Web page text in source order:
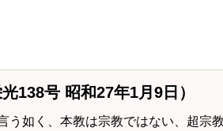
138号 昭和27年1月9日）
う如く、本教は宗教ではない、超宗教